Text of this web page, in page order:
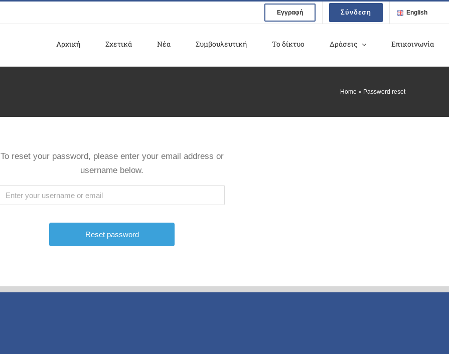
Εγγραφή Σύνδεση English
Αρχική Σχετικά Νέα Συμβουλευτική Το δίκτυο Δράσεις Επικοινωνία
Home » Password reset
To reset your password, please enter your email address or
username below.